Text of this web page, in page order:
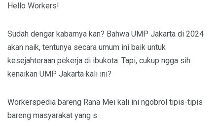
Hello Workers!
Sudah dengar kabarnya kan? Bahwa UMP Jakarta di 2024
akan naik, tentunya secara umum ini baik untuk
kesejahteraan pekerja di ibukota. Tapi, cukup ngga sih
kenaikan UMP Jakarta kali ini?
Workerspedia bareng Rana Mei kali ini ngobrol tipis-tipis
bareng masyarakat yang s